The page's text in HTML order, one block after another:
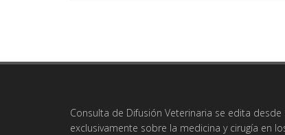
Consulta de Difusión Veterinaria se edita desde
exclusivamente sobre la medicina y cirugía en